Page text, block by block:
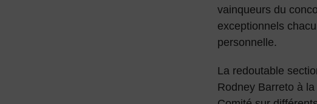
vainqueurs du
exceptionnels
personnelle.
La redoutable
Rodney Barreto à